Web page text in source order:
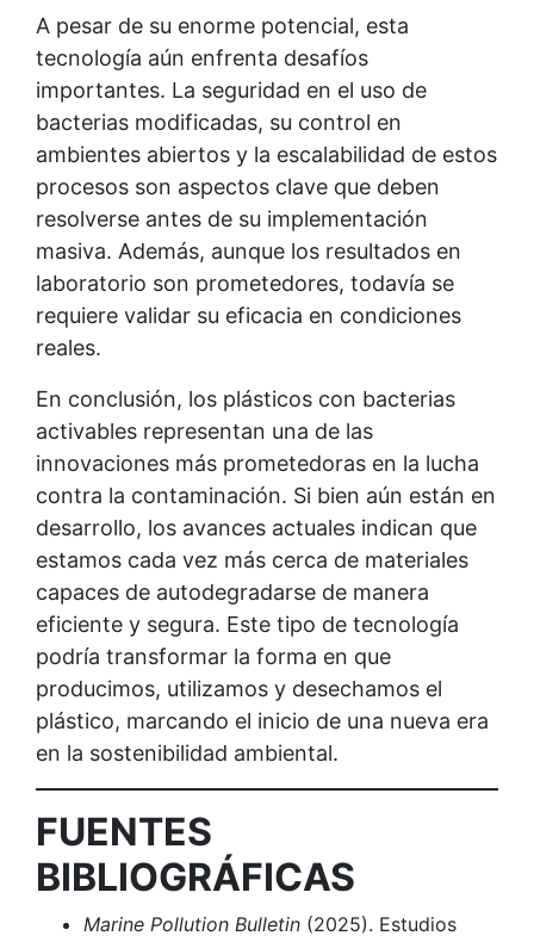
A pesar de su enorme potencial, esta
tecnología aún enfrenta desafíos
importantes. La seguridad en el uso de
bacterias modificadas, su control en
ambientes abiertos y la escalabilidad de estos
procesos son aspectos clave que deben
resolverse antes de su implementación
masiva. Además, aunque los resultados en
laboratorio son prometedores, todavía se
requiere validar su eficacia en condiciones
reales.
En conclusión, los plásticos con bacterias
activables representan una de las
innovaciones más prometedoras en la lucha
contra la contaminación. Si bien aún están en
desarrollo, los avances actuales indican que
estamos cada vez más cerca de materiales
capaces de autodegradarse de manera
eficiente y segura. Este tipo de tecnología
podría transformar la forma en que
producimos, utilizamos y desechamos el
plástico, marcando el inicio de una nueva era
en la sostenibilidad ambiental.
FUENTES
BIBLIOGRÁFICAS
Marine Pollution Bulletin (2025). Estudios